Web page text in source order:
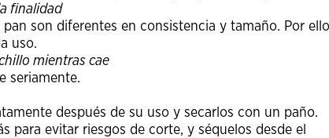
finalidad
son diferentes en consistencia y tamaño. Por
uso.
mientras cae
seriamente.
después de su uso y secarlos con un paño.
para evitar riesgos de corte, y séquelos desde el